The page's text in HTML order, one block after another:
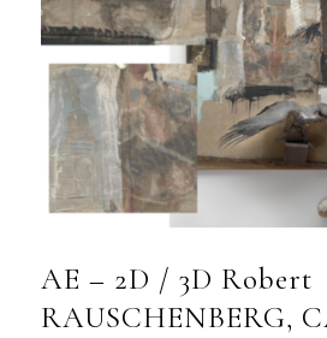
AE – 2D / 3D Robert
RAUSCHENBERG,